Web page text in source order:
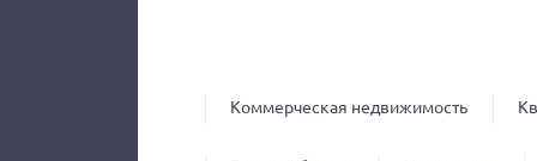
Коммерческая недвижимость